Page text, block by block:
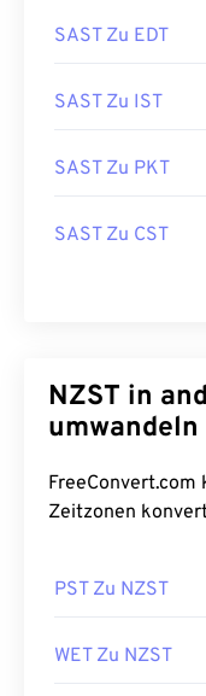
SAST Zu EDT
SAST Zu IST
SAST Zu PKT
SAST Zu CST
NZST in
umwandeln
FreeConvert.com
Zeitzonen
PST Zu NZST
WET Zu NZST